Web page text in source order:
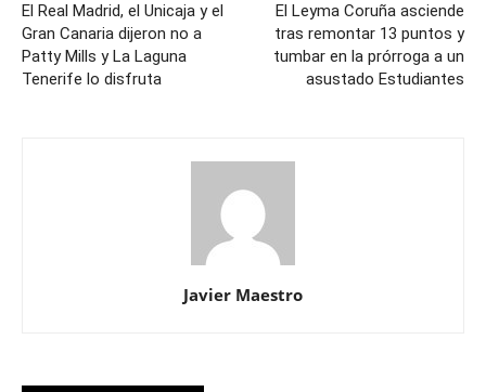
El Real Madrid, el Unicaja y el
Gran Canaria dijeron no a
Patty Mills y La Laguna
Tenerife lo disfruta
El Leyma Coruña asciende
tras remontar 13 puntos y
tumbar en la prórroga a un
asustado Estudiantes
Javier Maestro